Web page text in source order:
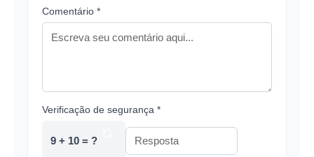
Comentário *
Verificação de segurança *
9 + 10 = ?